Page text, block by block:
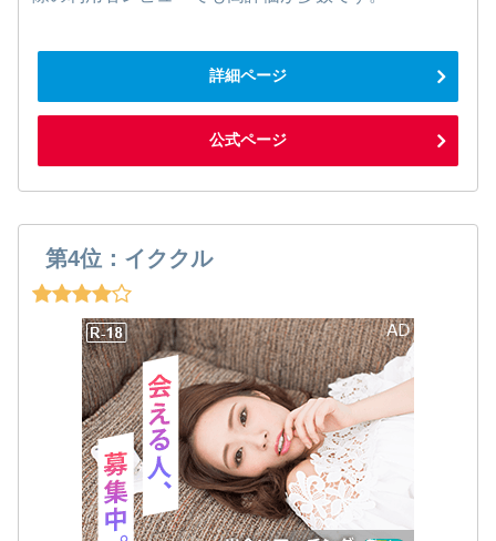
詳細ページ
公式ページ
第4位：イククル